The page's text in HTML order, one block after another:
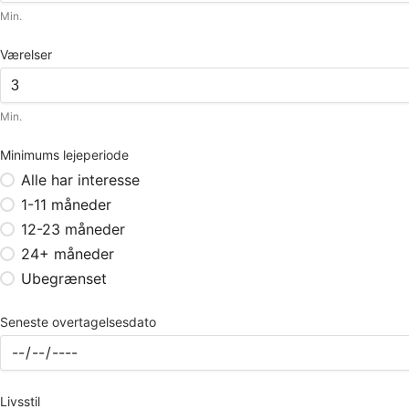
Min.
Værelser
Min.
Minimums lejeperiode
Alle har interesse
1-11 måneder
12-23 måneder
24+ måneder
Ubegrænset
Seneste overtagelsesdato
Livsstil